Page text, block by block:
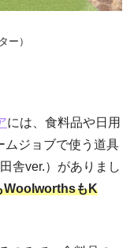
ー）
には、食料品や日用
ムジョブで使う道具
舎ver.）がありまし
WoolworthsもK